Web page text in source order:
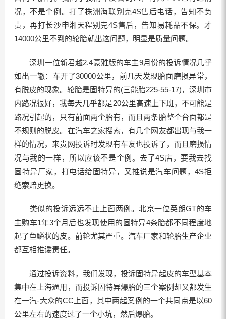
况，不是个例。打了株洲海联别克4S售后电话，告知不负
责，再打长沙申湘天程别克4S售后，告知易耗品不保。才
14000公里不到的轮胎就出这问题，明显是质量问题。
深圳一位新君越2.4豪雅版的车主9月份的投诉情况几乎
如出一辙：车开了30000公里，前几天发现胎面磨损异常，
有脱皮的现象。轮胎是固特异的(三能胎225-55-17)，深圳市
内路况很好，我每天几乎都是20公里高速上下班，不可能是
路况引起的，只有前面两个胎有，而且两条胎整个台面都是
不规则的脱皮。在汽车之家搜索，有几个网友都出现与我一
样的情况，来贵网投诉时发现有车友也投诉了，而且磨损情
况与我的一样，所以应该不是个例。去了4S店，要我去找
固特异厂家，打电话给固特异，又推说是汽车问题，4S拒
绝索赔更换。
类似的投诉远远不止上面两例。北京一位英朗GT的车
主购车1年3个月后也发现使用的固特异4条胎都不同程度地
起了鱼鳞状的皮。前轮尤其严重。汽车厂家和轮胎生产企业
都互相推诿责任。
通过投诉资料，我们发现，投诉固特异起皮的车型基本
集中在上海通用，而投诉固特异爆胎的三个案例却又都发生
在一汽-大众的CC上面，其中两起案例的一个共同点是以60
公里左右的速度过了一个小坑，然后爆胎。